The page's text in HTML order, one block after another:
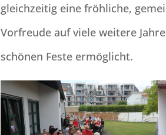
gleichzeitig eine fröhliche,
Vorfreude auf viele weitere
schönen Feste ermöglicht.